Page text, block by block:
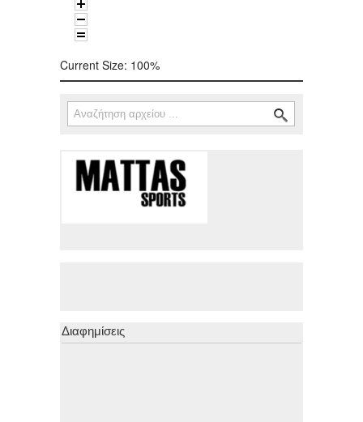
Current Size: 100%
Φόρμα αναζήτησης
Αναζήτηση
Διαφημίσεις